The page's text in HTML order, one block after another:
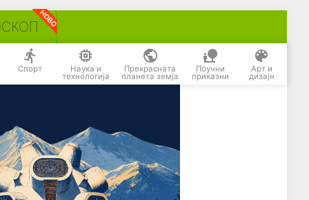
Спорт Наука и
технологија
Прекрасната
планета земја
Поучни
приказни
Арт и
дизајн